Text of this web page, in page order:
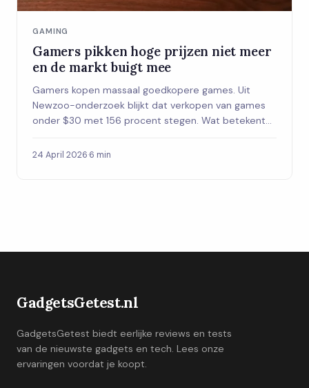
GAMING
Gamers pikken hoge prijzen niet meer
en de markt buigt mee
Gamers kopen massaal goedkopere games. Uit
Newzoo-onderzoek blijkt dat verkopen van games
onder $30 met 156 procent stegen. Wat betekent
24 April 2026·6 min
GadgetsGetest.nl
GadgetsGetest biedt eerlijke reviews en tests
van de nieuwste gadgets en tech. Lees onze
ervaringen voordat je koopt.